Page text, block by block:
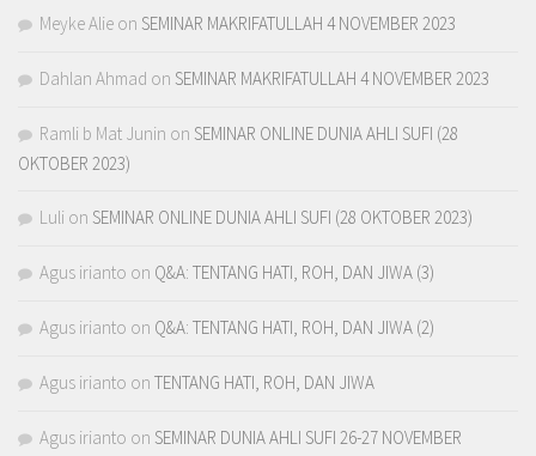
Meyke Alie on SEMINAR MAKRIFATULLAH 4 NOVEMBER 2023
Dahlan Ahmad on SEMINAR MAKRIFATULLAH 4 NOVEMBER 2023
Ramli b Mat Junin on SEMINAR ONLINE DUNIA AHLI SUFI (28
OKTOBER 2023)
Luli on SEMINAR ONLINE DUNIA AHLI SUFI (28 OKTOBER 2023)
Agus irianto on Q&A: TENTANG HATI, ROH, DAN JIWA (3)
Agus irianto on Q&A: TENTANG HATI, ROH, DAN JIWA (2)
Agus irianto on TENTANG HATI, ROH, DAN JIWA
Agus irianto on SEMINAR DUNIA AHLI SUFI 26-27 NOVEMBER